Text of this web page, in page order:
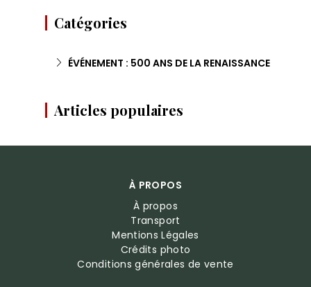
Catégories
ÉVÉNEMENT : 500 ANS DE LA RENAISSANCE
Articles populaires
À PROPOS
À propos
Transport
Mentions Légales
Crédits photo
Conditions générales de vente